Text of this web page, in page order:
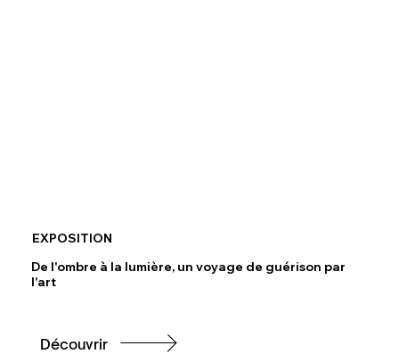
De l'ombre à la lumière, un voyage de guérison par
l'art
Découvrir
EXPOSITION